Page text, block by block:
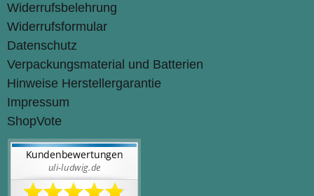
Widerrufsbelehrung
Widerrufsformular
Datenschutz
Verpackungsmaterial und Batterien
Hinweise Herstellergarantie
Impressum
ShopVote